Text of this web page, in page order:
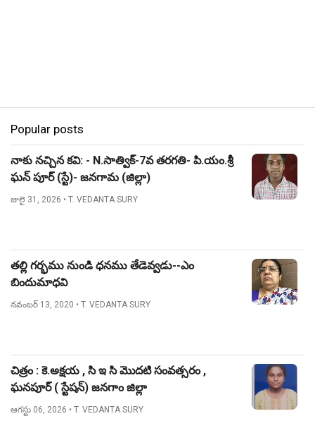
Popular posts
నాకు నచ్చిన కవి: - N.సాత్విక్-7వ తరగతి- పి.యం.శ్రీ
ఘన్ పూర్ (స్టే)- జనగామ (జిల్లా)
జులై 31, 2026 • T. VEDANTA SURY
తల్లి గర్భము నుండి ధనము తేడెవ్వడు--ఎం
బిందుమాధవి
నవంబర్ 13, 2020 • T. VEDANTA SURY
చిత్రం : కె.అక్షయ , సి ఇ సి మొదటి సంవత్సరం ,
ఘనపూర్ ( స్టేషన్) జనగాం జిల్లా
ఆగస్టు 06, 2026 • T. VEDANTA SURY